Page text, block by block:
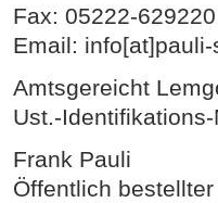
Fax: 05222-629220
Email:
Amtsgereicht
Ust.-
Frank Pauli
Öffentlich